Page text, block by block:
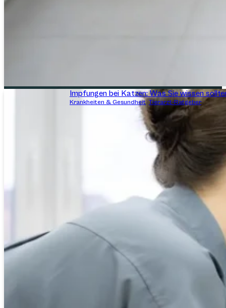
Impfungen bei Katzen: Was Sie wissen
Krankheiten & Gesundheit, Tierarzt-Ratgeber